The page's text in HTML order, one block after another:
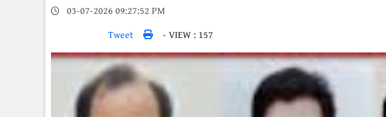
03-07-2026 09:27:52 PM
Tweet
- VIEW : 157